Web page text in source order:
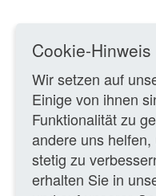
Cookie-Hinweis
Wir setzen auf
Einige von ihnen
Funktionalität zu
andere uns
stetig zu
erhalten Sie in